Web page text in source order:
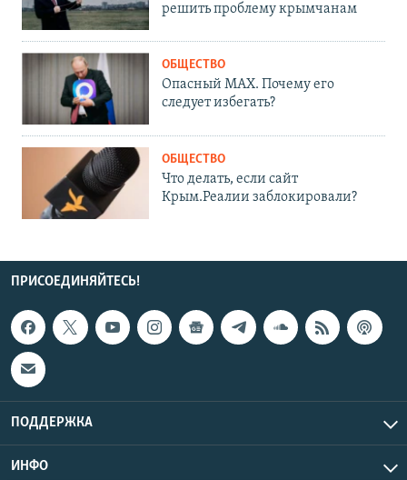
решить проблему крымчанам
ОБЩЕСТВО
Опасный MAX. Почему его
следует избегать?
ОБЩЕСТВО
Что делать, если сайт
Крым.Реалии заблокировали?
ПРИСОЕДИНЯЙТЕСЬ!
ПОДДЕРЖКА
ИНФО